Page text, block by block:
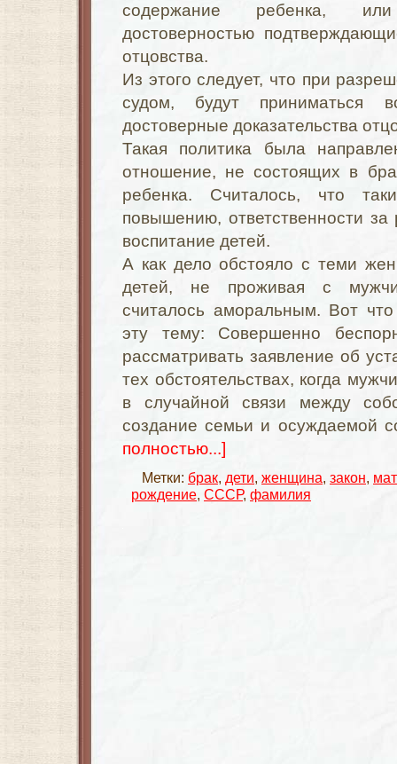
содержание ребенка,
достоверностью
отцовства.
Из этого следует, что при
судом, будут приниматься
достоверные доказательства
Такая политика была
отношение, не состоящих в
ребенка. Считалось, что
повышению, ответственности
воспитание детей.
А как дело обстояло с теми
детей, не проживая с
считалось аморальным. Вот
эту тему: Совершенно
рассматривать заявление об
тех обстоятельствах, когда
в случайной связи между
создание семьи и осуждаемой
полностью...]
Метки: брак, дети, женщина, закон,
рождение, СССР, фамилия